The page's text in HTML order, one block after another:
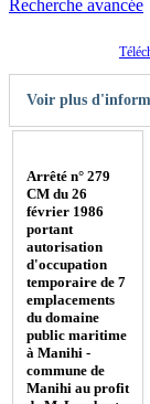
Recherche avancée
Voir plus
Arrêté n° 279
CM du 26
février 1986
portant
autorisation
d'occupation
temporaire de 7
emplacements
du domaine
public maritime
à Manihi -
commune de
Manihi au profit